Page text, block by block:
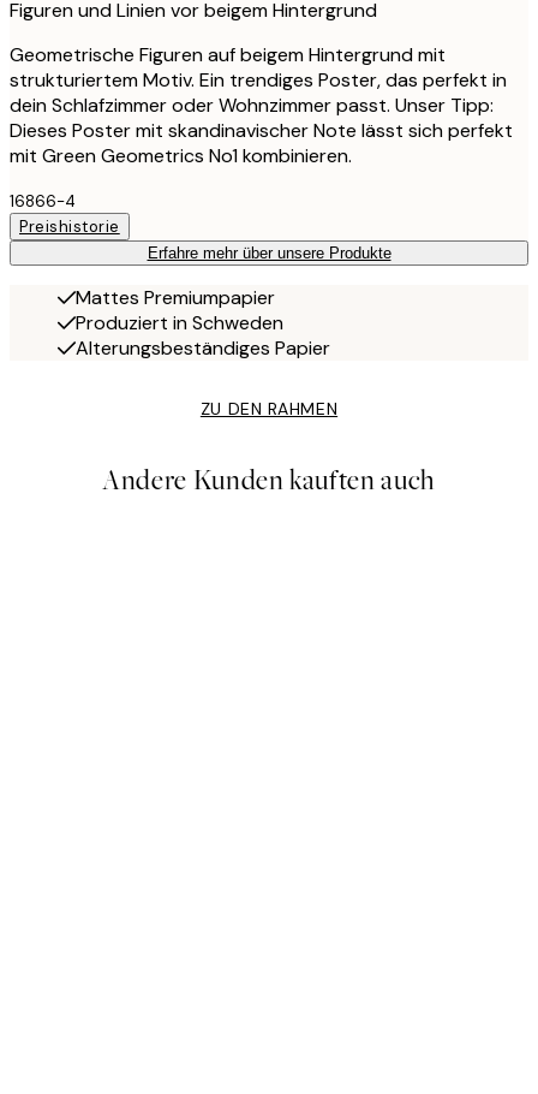
Figuren und Linien vor beigem Hintergrund
Geometrische Figuren auf beigem Hintergrund mit
strukturiertem Motiv. Ein trendiges Poster, das perfekt in
dein Schlafzimmer oder Wohnzimmer passt. Unser Tipp:
Dieses Poster mit skandinavischer Note lässt sich perfekt
mit Green Geometrics No1 kombinieren.
16866-4
Preishistorie
Erfahre mehr über unsere Produkte
Mattes Premiumpapier
Produziert in Schweden
Alterungsbeständiges Papier
ZU DEN RAHMEN
Andere Kunden kauften auch